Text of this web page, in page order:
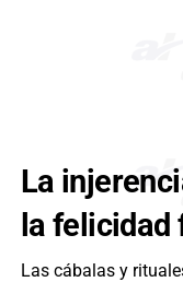
La
la felicidad
Las cábalas y